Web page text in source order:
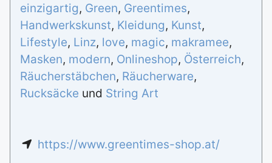
einzigartig, Green, Greentimes,
Handwerkskunst, Kleidung, Kunst,
Lifestyle, Linz, love, magic, makramee,
Masken, modern, Onlineshop, Österreich,
Räucherstäbchen, Räucherware,
Rucksäcke und String Art
https://www.greentimes-shop.at/